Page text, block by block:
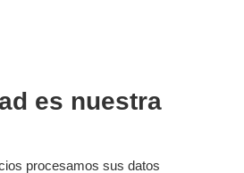
generales y política de privacidad
es nuestra
procesamos sus datos